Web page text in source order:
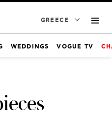
GREECE
WEDDINGS VOGUE TV